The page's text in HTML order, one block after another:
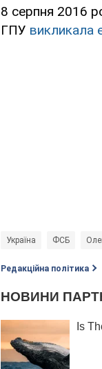
8 серпня 2016
ГПУ викликала
Україна ФСБ
Редакційна політика